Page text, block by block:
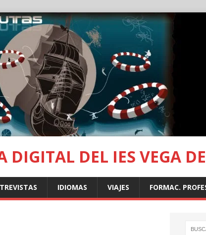
DIGITAL DEL IES VEGA
IDIOMAS VIAJES FORMAC.